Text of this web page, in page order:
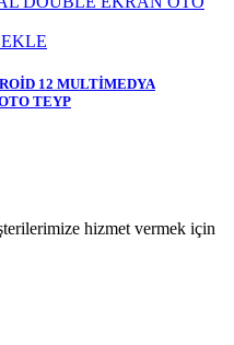
EKLE
12 MULTİMEDYA
TEYP
hizmet vermek için